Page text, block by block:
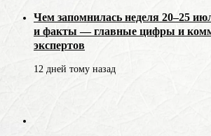
Чем запомнилась неделя 20–25
и факты — главные цифры и
экспертов
12 дней тому назад